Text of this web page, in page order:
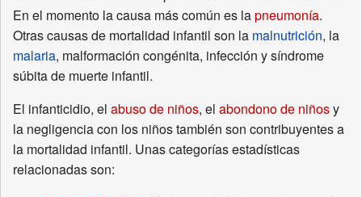
En el momento la causa más común es lapneumonía.
Otras causas de mortalidad infantil son la malnutrición, la
malaria, malformación congénita, infección y síndrome
súbita de muerte infantil.
El infanticidio, el abuso de niños, el abondono de niñosy
la negligencia con los niños también son contribuyentes a
la mortalidad infantil. Unas categorías estadísticas
relacionadas son: